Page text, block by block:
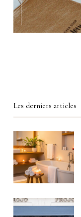
Les derniers articles